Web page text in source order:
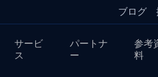
ブログ
サービ
ス
パートナ
ー
参考
料